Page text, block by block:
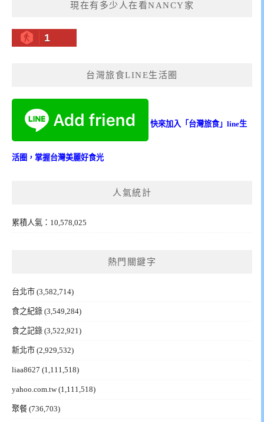
現在有多少人在看NANCY家
1
台灣旅食LINE生活圈
快來加入「台灣旅食」line生
活圈，掌握台灣美麗好食光
人氣統計
累積人氣：10,578,025
熱門關鍵字
台北市 (3,582,714)
食之紀錄 (3,549,284)
食之記錄 (3,522,921)
新北市 (2,929,532)
liaa8627 (1,111,518)
yahoo.com.tw(1,111,518)
聚餐 (736,703)